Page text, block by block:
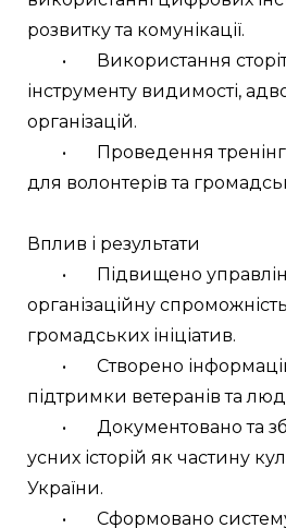
розвитку та комунікації.
інструменту видимості,
організацій.
для волонтерів та
Вплив і результати
організаційну
громадських ініціатив.
підтримки ветеранів та
усних історій як частину
України.